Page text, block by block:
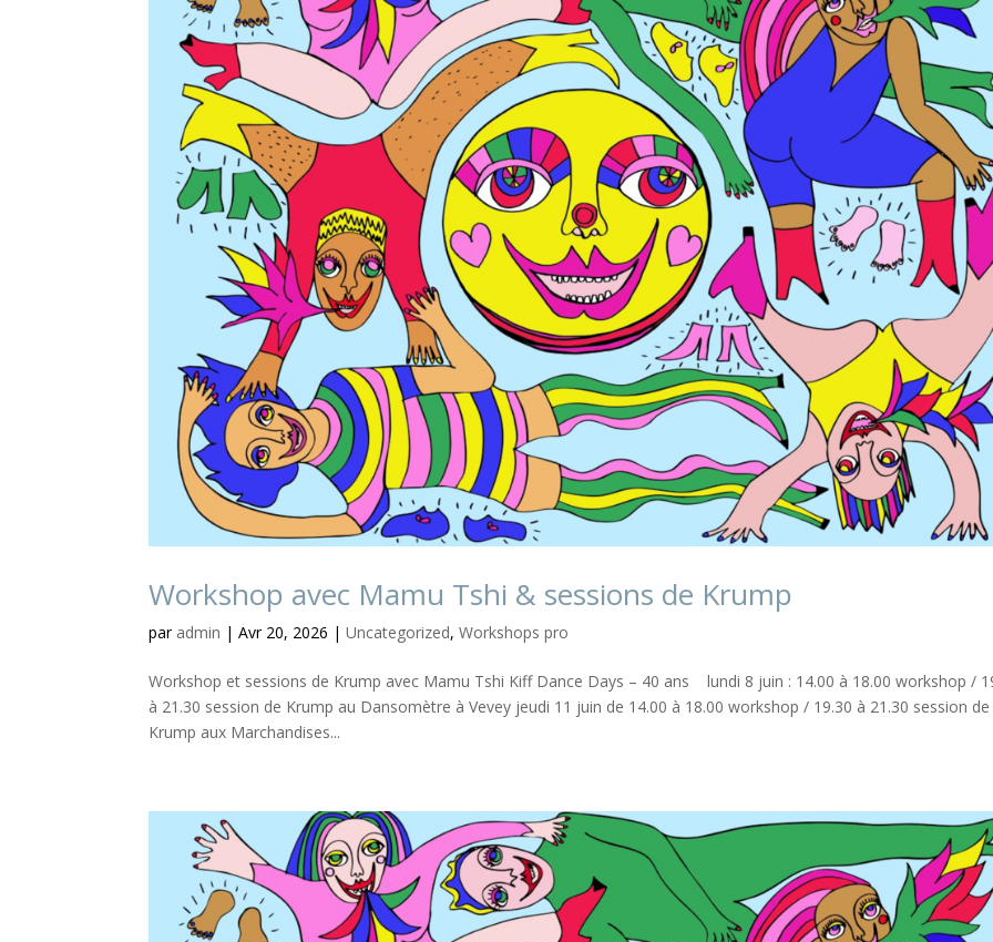
Workshop avec Mamu Tshi & sessions de Krump
par admin |Avr 20, 2026 |Uncategorized,Workshops pro
Workshop et sessions de Krump avec Mamu Tshi Kiff Dance Days – 40 ans lundi 8 juin : 14.00 à 18.00 workshop /
à 21.30 session de Krump au Dansomètre à Vevey jeudi 11 juin de 14.00 à 18.00 workshop / 19.30 à 21.30 session de
Krump aux Marchandises...